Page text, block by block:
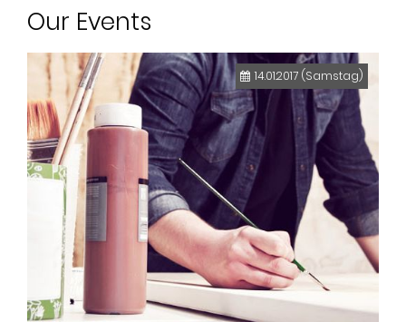
Our Events
14.01.2017 (Samstag)